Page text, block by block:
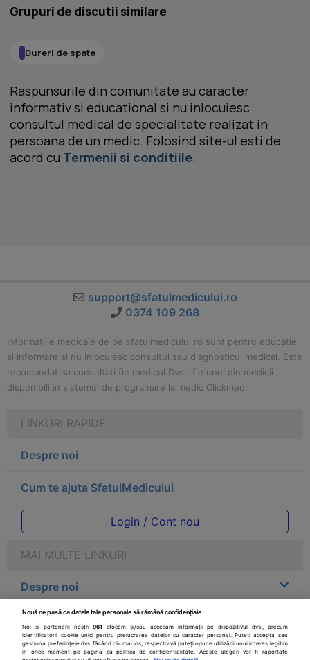
Grupuri de discutii similare
Dureri de spate
Raspunsurile din comunitate au caracter
informativ si educational si nu inlocuiesc
consultul medical de specialitate realizat in
persoana de un medic. Folosind site-ul esti de
acord cu Termenii si conditiile.
support@sfatulmedicului.ro
0374 109 268
Informatiile medicale de pe sfatulmedicului.ro sunt pentru educatie
si informare si nu inlocuiesc consultul sau diagnosticul medical. Este
recomandat sa consultati fie medicul Dvs., fie unul din medicii
disponibili in sistemul de programare la medic Clickmed.
LINKURI RAPIDE
Despre noi
Cum te ajuta SfatulMedicului
Login / Cont nou
MAI MULTE LINKURI
Despre noi
Legal
Drepturile consumatorului
Nouă ne pasă ca datele tale personale să rămână confidențiale
Noi și partenerii noștri961
stocăm și/sau accesăm informații pe dispozitivul dvs., precum
identificatorii cookie unici pentru prelucrarea datelor cu caracter personal. Puteți accepta sau
gestiona preferințele dvs. făcând clic mai jos, respectiv vă puteți opune utilizării unui interes legitim
în orice moment pe pagina cu politica de confidențialitate. Aceste alegeri vor fi raportate